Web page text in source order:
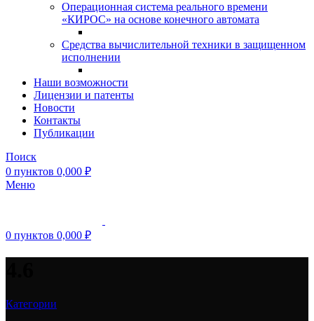
Операционная система реального времени
«КИРОС» на основе конечного автомата
Средства вычислительной техники в защищенном
исполнении
Наши возможности
Лицензии и патенты
Новости
Контакты
Публикации
Поиск
0 пунктов 0,000 ₽
Меню
0 пунктов 0,000 ₽
Категории